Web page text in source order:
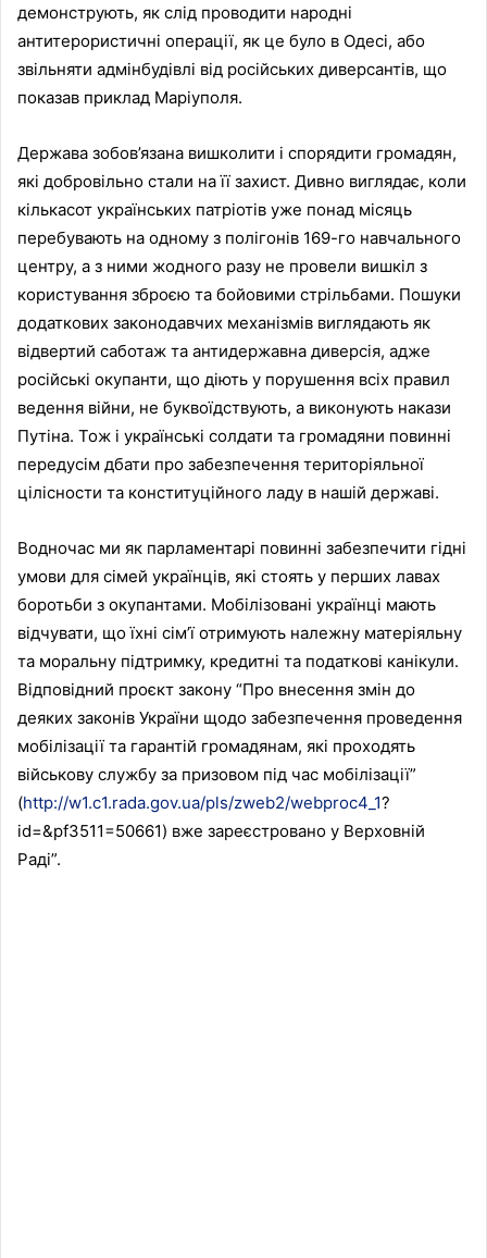
демонструють, як слід проводити народні
антитерористичні операції, як це було в Одесі, або
звільняти адмінбудівлі від російських диверсантів, що
показав приклад Маріуполя.
Держава зобов’язана вишколити і спорядити громадян,
які добровільно стали на її захист. Дивно виглядає, коли
кількасот українських патріотів уже понад місяць
перебувають на одному з полігонів 169-го навчального
центру, а з ними жодного разу не провели вишкіл з
користування зброєю та бойовими стрільбами. Пошуки
додаткових законодавчих механізмів виглядають як
відвертий саботаж та антидержавна диверсія, адже
російські окупанти, що діють у порушення всіх правил
ведення війни, не буквоїдствують, а виконують накази
Путіна. Тож і українські солдати та громадяни повинні
передусім дбати про забезпечення територіяльної
цілісности та конституційного ладу в нашій державі.
Водночас ми як парламентарі повинні забезпечити гідні
умови для сімей українців, які стоять у перших лавах
боротьби з окупантами. Мобілізовані українці мають
відчувати, що їхні сім’ї отримують належну матеріяльну
та моральну підтримку, кредитні та податкові канікули.
Відповідний проєкт закону “Про внесення змін до
деяких законів України щодо забезпечення проведення
мобілізації та гарантій громадянам, які проходять
військову службу за призовом під час мобілізації”
(http://w1.c1.rada.gov.ua/pls/zweb2/webproc4_1?
id=&pf3511=50661) вже зареєстровано у Верховній
Раді”.